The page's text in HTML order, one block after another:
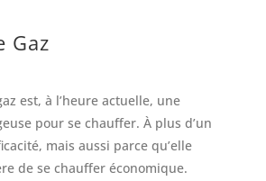
Gaz
est, à l’heure actuelle, une
pour se chauffer. À plus d’un
mais aussi parce qu’elle
de se chauffer économique.